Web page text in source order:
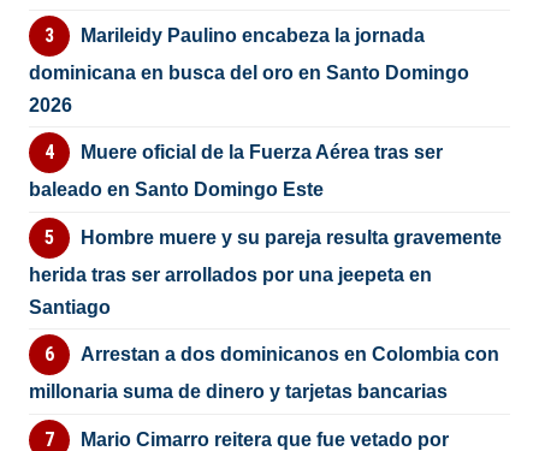
Marileidy Paulino encabeza la jornada
dominicana en busca del oro en Santo Domingo
2026
Muere oficial de la Fuerza Aérea tras ser
baleado en Santo Domingo Este
Hombre muere y su pareja resulta gravemente
herida tras ser arrollados por una jeepeta en
Santiago
Arrestan a dos dominicanos en Colombia con
millonaria suma de dinero y tarjetas bancarias
Mario Cimarro reitera que fue vetado por